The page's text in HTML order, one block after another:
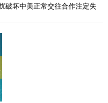
破坏中美正常交往合作注定失